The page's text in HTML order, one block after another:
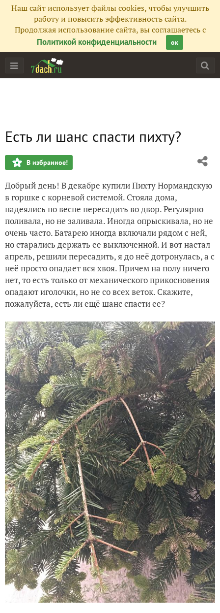
Наш сайт использует файлы cookies, чтобы улучшить
работу и повысить эффективность сайта.
Продолжая использование сайта, вы соглашаетесь с
Политикой конфиденциальности
ок
Есть ли шанс спасти пихту?
В избранное!
Добрый день! В декабре купили Пихту Нормандскую
в горшке с корневой системой. Стояла дома,
надеялись по весне пересадить во двор. Регулярно
поливала, но не заливала. Иногда опрыскивала, но не
очень часто. Батарею иногда включали рядом с ней,
но старались держать ее выключенной. И вот настал
апрель, решили пересадить, я до неё дотронулась, а с
неё просто опадает вся хвоя. Причем на полу ничего
нет, то есть только от механического прикосновения
опадают иголочки, но не со всех веток. Скажите,
пожалуйста, есть ли ещё шанс спасти ее?